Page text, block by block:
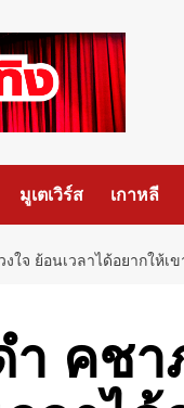
มูเตเวิร์ส เกาหลี
ใจ ย้อนเวลาได้อยากให้เข
ำ คช